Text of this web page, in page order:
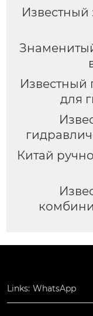
Известный
Известный
для
Китай
Links: WhatsApp